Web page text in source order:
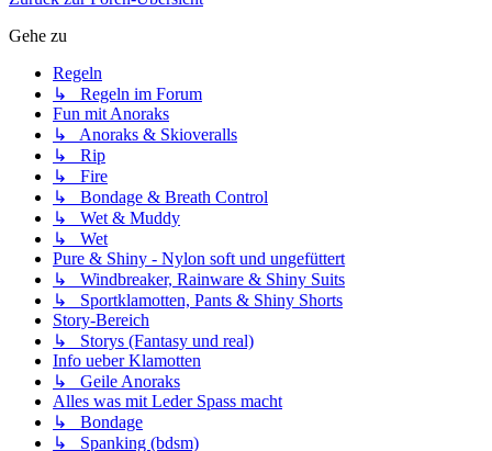
Gehe zu
Regeln
↳ Regeln im Forum
Fun mit Anoraks
↳ Anoraks & Skioveralls
↳ Rip
↳ Fire
↳ Bondage & Breath Control
↳ Wet & Muddy
↳ Wet
Pure & Shiny - Nylon soft und ungefüttert
↳ Windbreaker, Rainware & Shiny Suits
↳ Sportklamotten, Pants & Shiny Shorts
Story-Bereich
↳ Storys (Fantasy und real)
Info ueber Klamotten
↳ Geile Anoraks
Alles was mit Leder Spass macht
↳ Bondage
↳ Spanking (bdsm)